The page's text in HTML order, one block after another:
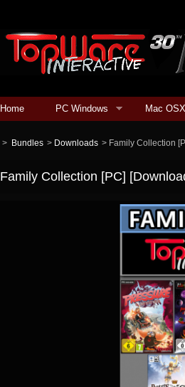
Home PC Windows Mac OSX
> Bundles > Downloads > Family Collection
Family Collection [PC]